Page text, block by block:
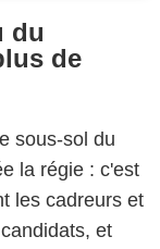
du
de
sous-sol du
la régie : c'est
les cadreurs et
et